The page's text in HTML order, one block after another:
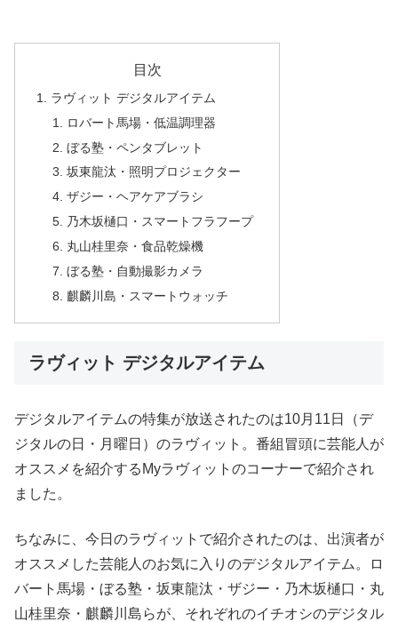
目次
ラヴィット デジタルアイテム
ロバート馬場・低温調理器
ぼる塾・ペンタブレット
坂東龍汰・照明プロジェクター
ザジー・ヘアケアブラシ
乃木坂樋口・スマートフラフープ
丸山桂里奈・食品乾燥機
ぼる塾・自動撮影カメラ
麒麟川島・スマートウォッチ
ラヴィット デジタルアイテム
デジタルアイテムの特集が放送されたのは10月11日（デ
ジタルの日・月曜日）のラヴィット。番組冒頭に芸能人が
オススメを紹介するMyラヴィットのコーナーで紹介され
ました。
ちなみに、今日のラヴィットで紹介されたのは、出演者が
オススメした芸能人のお気に入りのデジタルアイテム。ロ
バート馬場・ぼる塾・坂東龍汰・ザジー・乃木坂樋口・丸
山桂里奈・麒麟川島らが、それぞれのイチオシのデジタル